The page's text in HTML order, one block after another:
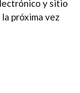
y sitio
próxima vez